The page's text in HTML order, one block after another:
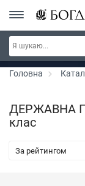
Серія
Головна
ДЕРЖАВНА
клас
За рейтингом